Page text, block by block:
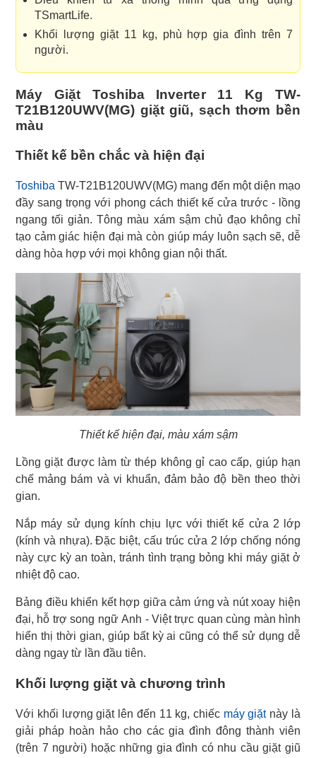
TSmartLife.
Khối lượng giặt 11 kg, phù hợp gia đình trên 7
người.
Máy Giặt Toshiba Inverter 11 Kg TW-
T21B120UWV(MG) giặt giũ, sạch thơm bền
màu
Thiết kế bền chắc và hiện đại
Toshiba TW-T21B120UWV(MG) mang đến một diện mạo
đầy sang trọng với phong cách thiết kế cửa trước - lồng
ngang tối giản. Tông màu xám sậm chủ đạo không chỉ
tạo cảm giác hiện đại mà còn giúp máy luôn sạch sẽ, dễ
dàng hòa hợp với mọi không gian nội thất.
Thiết kế hiện đại, màu xám sậm
Lồng giặt được làm từ thép không gỉ cao cấp, giúp hạn
chế mảng bám và vi khuẩn, đảm bảo độ bền theo thời
gian.
Nắp máy sử dụng kính chịu lực với thiết kế cửa 2 lớp
(kính và nhựa). Đặc biệt, cấu trúc cửa 2 lớp chống nóng
này cực kỳ an toàn, tránh tình trạng bỏng khi máy giặt ở
nhiệt độ cao.
Bảng điều khiển kết hợp giữa cảm ứng và nút xoay hiện
đại, hỗ trợ song ngữ Anh - Việt trực quan cùng màn hình
hiển thị thời gian, giúp bất kỳ ai cũng có thể sử dụng dễ
dàng ngay từ lần đầu tiên.
Khối lượng giặt và chương trình
Với khối lượng giặt lên đến 11 kg, chiếc máy giặtnày là
giải pháp hoàn hảo cho các gia đình đông thành viên
(trên 7 người) hoặc những gia đình có nhu cầu giặt giũ